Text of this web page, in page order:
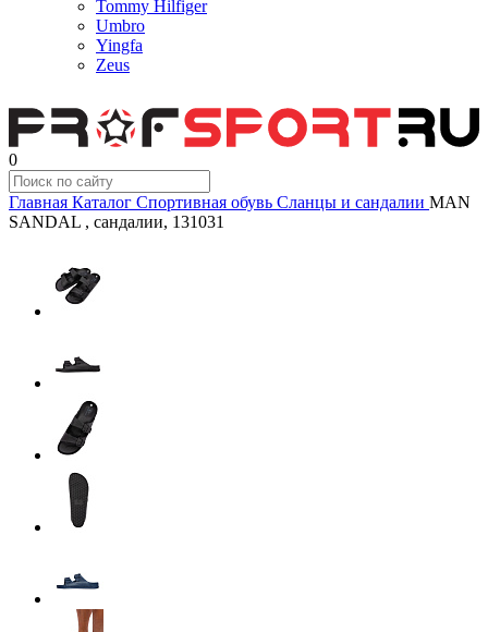
Tommy Hilfiger
Umbro
Yingfa
Zeus
0
Главная Каталог Спортивная обувь Сланцы и сандалии MAN
SANDAL , сандалии, 131031